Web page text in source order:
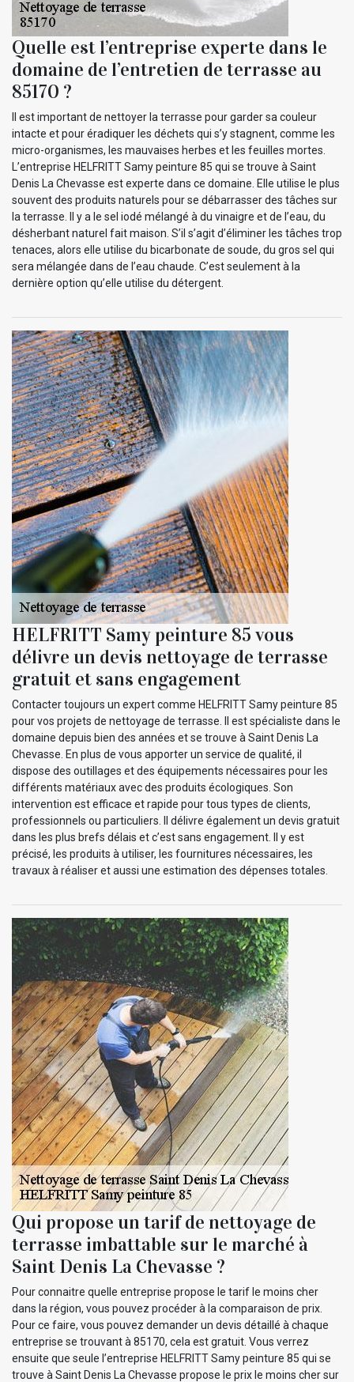
Quelle est l’entreprise experte dans le
domaine de l’entretien de terrasse au
85170 ?
Il est important de nettoyer la terrasse pour garder sa couleur
intacte et pour éradiquer les déchets qui s’y stagnent, comme les
micro-organismes, les mauvaises herbes et les feuilles mortes.
L’entreprise HELFRITT Samy peinture 85 qui se trouve à Saint
Denis La Chevasse est experte dans ce domaine. Elle utilise le plus
souvent des produits naturels pour se débarrasser des tâches sur
la terrasse. Il y a le sel iodé mélangé à du vinaigre et de l’eau, du
désherbant naturel fait maison. S’il s’agit d’éliminer les tâches trop
tenaces, alors elle utilise du bicarbonate de soude, du gros sel qui
sera mélangée dans de l’eau chaude. C’est seulement à la
dernière option qu’elle utilise du détergent.
HELFRITT Samy peinture 85 vous
délivre un devis nettoyage de terrasse
gratuit et sans engagement
Contacter toujours un expert comme HELFRITT Samy peinture 85
pour vos projets de nettoyage de terrasse. Il est spécialiste dans le
domaine depuis bien des années et se trouve à Saint Denis La
Chevasse. En plus de vous apporter un service de qualité, il
dispose des outillages et des équipements nécessaires pour les
différents matériaux avec des produits écologiques. Son
intervention est efficace et rapide pour tous types de clients,
professionnels ou particuliers. Il délivre également un devis gratuit
dans les plus brefs délais et c’est sans engagement. Il y est
précisé, les produits à utiliser, les fournitures nécessaires, les
travaux à réaliser et aussi une estimation des dépenses totales.
Qui propose un tarif de nettoyage de
terrasse imbattable sur le marché à
Saint Denis La Chevasse ?
Pour connaitre quelle entreprise propose le tarif le moins cher
dans la région, vous pouvez procéder à la comparaison de prix.
Pour ce faire, vous pouvez demander un devis détaillé à chaque
entreprise se trouvant à 85170, cela est gratuit. Vous verrez
ensuite que seule l’entreprise HELFRITT Samy peinture 85 qui se
trouve à Saint Denis La Chevasse propose le prix le moins cher sur